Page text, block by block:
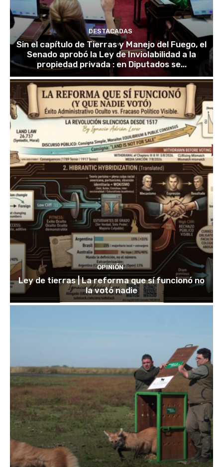
DESTACADAS
Sin el capítulo de Tierras y Manejo del Fuego, el
Senado aprobó la Ley de Inviolabilidad a la
propiedad privada : en Diputados se...
OPINIÓN
Ley de tierras | La reforma que sí funcionó no
la votó nadie